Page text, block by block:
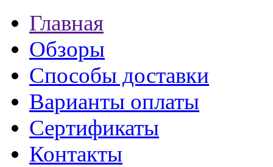
Главная
Обзоры
Способы доставки
Варианты оплаты
Сертификаты
Контакты